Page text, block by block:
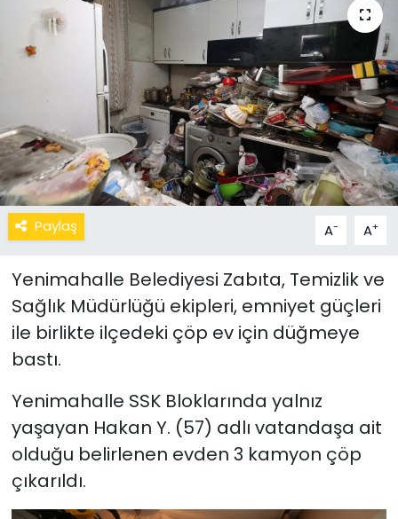
Paylaş A- A+
Yenimahalle Belediyesi Zabıta, Temizlik ve
Sağlık Müdürlüğü ekipleri, emniyet güçleri
ile birlikte ilçedeki çöp ev için düğmeye
bastı.
Yenimahalle SSK Bloklarında yalnız
yaşayan Hakan Y. (57) adlı vatandaşa ait
olduğu belirlenen evden 3 kamyon çöp
çıkarıldı.